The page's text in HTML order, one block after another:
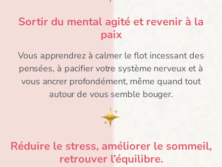
Sortir du mental agité et revenir à la
paix
Vous apprendrez à calmer le flot incessant des
pensées, à pacifier votre système nerveux et à
vous ancrer profondément, même quand tout
autour de vous semble bouger.
Réduire le stress, améliorer le sommeil,
retrouver l’équilibre.